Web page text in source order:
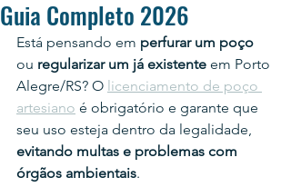
Guia Completo 2026
Está pensando em perfurar um poço
ou regularizar um já existente em Porto
Alegre/RS? O licenciamento de poço
artesiano é obrigatório e garante que
seu uso esteja dentro da legalidade,
evitando multas e problemas com
órgãos ambientais.